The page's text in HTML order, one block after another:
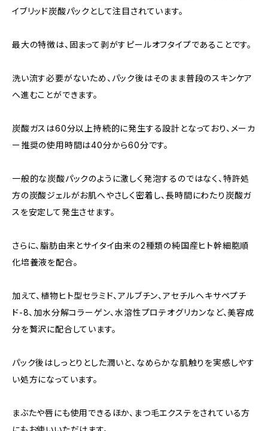
イブリッド炭酸パックとして注目されています。
最大の特徴は、固まって剥がすピールオフタイプであることです。
洗い流す必要がないため、パック後はそのまま普段のスキンケア
へ進むことができます。
炭酸ガスは60分以上持続的に発生する設計となっており、メーカ
ー推奨の使用時間は40分から60分です。
一般的な炭酸パックのように激しく発泡するのではなく、特許処
方の炭酸ジェルがお肌へやさしく密着し、長時間にわたり炭酸ガ
スを安定して発生させます。
さらに、脂肪由来とサイタイ由来の2種類の純国産ヒト幹細胞順
化培養液を配合。
加えて、植物ヒト型セラミド、アルブチン、アセチルヘキサペプチ
ド-8、加水分解コラーゲン、水溶性プロテオグリカンなど、美容成
分を贅沢に配合しています。
パック後はしっとりとした潤いと、なめらかな肌触りを実感しやす
い処方になっています。
まぶたや唇にも使用できるほか、まつ毛エクステをされている方